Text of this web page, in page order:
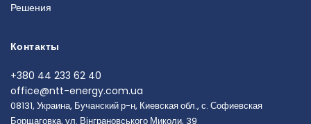
Решения
Контакты
+380 44 233 62 40
office@ntt-energy.com.ua
08131, Украина, Бучанский р-н, Киевская обл., с. Софиевская
Борщаговка, ул. Вінграновського Миколи, 39